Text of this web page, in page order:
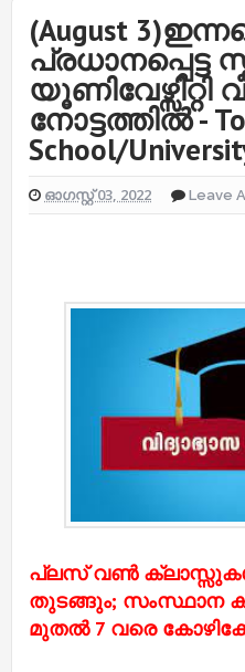
(August
പ്രധാനപ്പെട്ട
നോട്ടത്തിൽ -
School/
ഓഗസ്റ്റ് 03, 2022 Leave
പ്ലസ് വൺ ക്ലാസ്സുകള്‍
തുടങ്ങും; സംസ്ഥാന
മുതല്‍ 7 വരെ